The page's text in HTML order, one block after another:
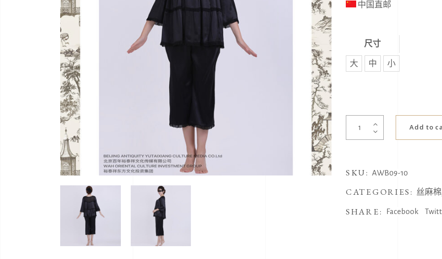
中国直邮
尺寸
大 中 小
睡
件
Add to
SKU: AWB09-10
CATEGORIES: 丝麻棉
SHARE:
Facebook